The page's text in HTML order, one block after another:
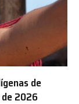
de
de 2026